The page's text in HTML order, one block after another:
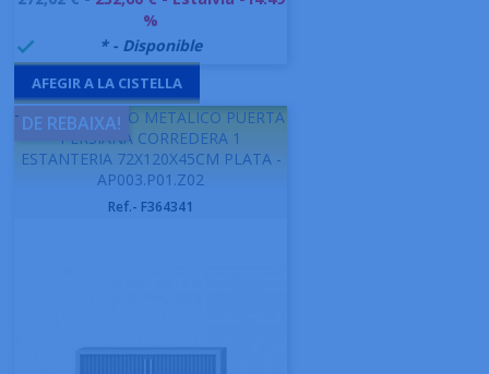
%
 * - Disponible
AFEGIR A LA CISTELLA
-GAPSA ARMARIO METALICO PUERTA
PERSIANA CORREDERA 1
ESTANTERIA 72X120X45CM PLATA -
AP003.P01.Z02
Ref.- F364341
DE REBAIXA!